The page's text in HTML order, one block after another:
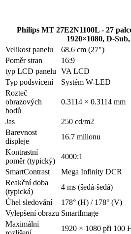
Philips MT 27E2N1100L - 27
1920×1080, D-
Velikost panelu
68.6 cm (27")
Poměr stran
16:9
typ LCD panelu
VA LCD
Typ podsvícení
Systém W-LED
Rozteč
obrazových
bodů
0.3114 × 0.3114 mm
Jas
250 cd/m2
Barevnost
displeje
16.7 milionu
Kontrastní
poměr (typický)
4000:1
SmartContrast
Mega Infinity DCR
Reakční doba
(typická)
4 ms (šedá-šedá)
Úhel sledování
178° (H) / 178° (V)
Vylepšení obrazu SmartImage
Maximální
1920 × 1080 při 100